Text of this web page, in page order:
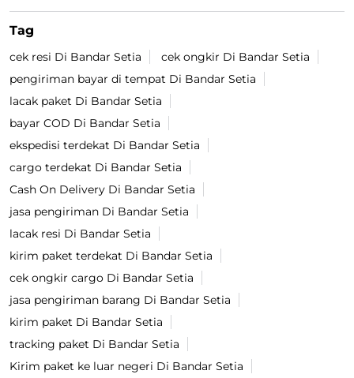
Tag
cek resi Di Bandar Setia
cek ongkir Di Bandar Setia
pengiriman bayar di tempat Di Bandar Setia
lacak paket Di Bandar Setia
bayar COD Di Bandar Setia
ekspedisi terdekat Di Bandar Setia
cargo terdekat Di Bandar Setia
Cash On Delivery Di Bandar Setia
jasa pengiriman Di Bandar Setia
lacak resi Di Bandar Setia
kirim paket terdekat Di Bandar Setia
cek ongkir cargo Di Bandar Setia
jasa pengiriman barang Di Bandar Setia
kirim paket Di Bandar Setia
tracking paket Di Bandar Setia
Kirim paket ke luar negeri Di Bandar Setia